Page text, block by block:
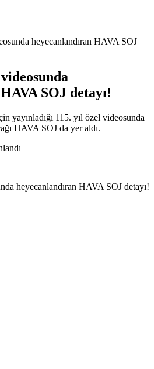
heyecanlandıran HAVA SOJ
SOJ detayı!
yayınladığı 115. yıl özel videosunda
HAVA SOJ da yer aldı.